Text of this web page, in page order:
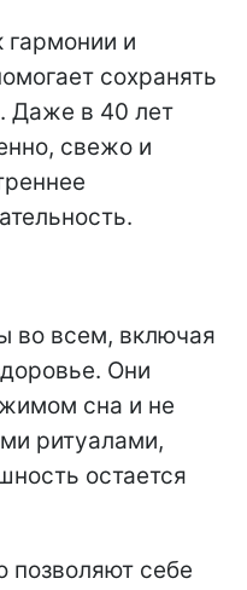
и
сохранять
Даже в 40 лет
свежо и
во всем, включая
Они
сна и не
ритуалами,
остается
позволяют себе